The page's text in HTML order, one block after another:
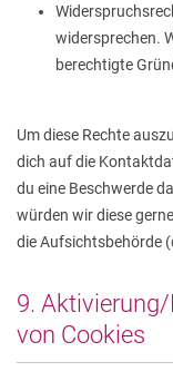
widersprechen.
berechtigte
Um diese Rechte
dich auf die
du eine Beschwerde
würden wir diese
die Aufsichtsbehörde
9.
von Cookies